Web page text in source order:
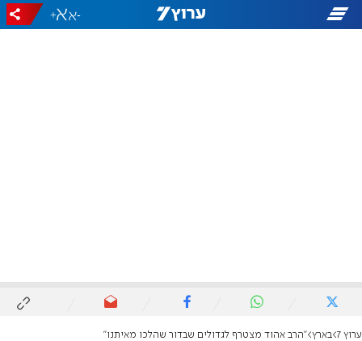
-
+
ערוץ 7 בארץ "הרב אהוד מצטרף לגדולים שבדור שהלכו מאיתנו"